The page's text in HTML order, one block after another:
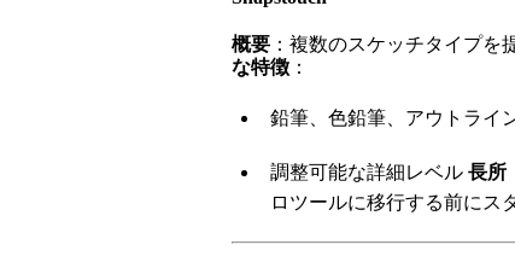
概要 ：複数のスケッチタイプを
な特徴 ：
鉛筆、色鉛筆、アウトライ
調整可能な詳細レベル 長所
ロツールに移行する前にス